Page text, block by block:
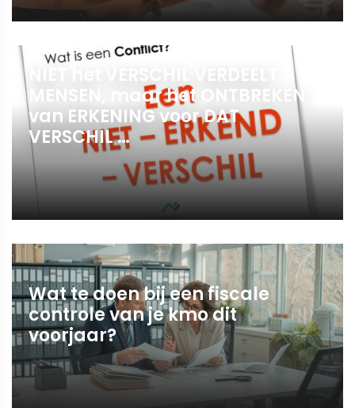
NIET het VERSCHIL VERDEELT
MENSEN, maar het ONTBREKEN
van ERKENING voor DAT
VERSCHIL …
Wat te doen bij een fiscale
controle van je kmo dit
voorjaar?